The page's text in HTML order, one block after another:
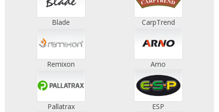
Blade CarpTrend
Remixon Arno
Pallatrax ESP